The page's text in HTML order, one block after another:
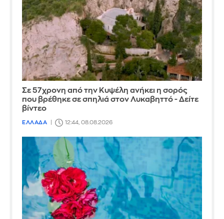
Σε 57χρονη από την Κυψέλη ανήκει η σορός
που βρέθηκε σε σπηλιά στον Λυκαβηττό - Δείτε
βίντεο
ΕΛΛΑΔΑ 12:44, 08.08.2026